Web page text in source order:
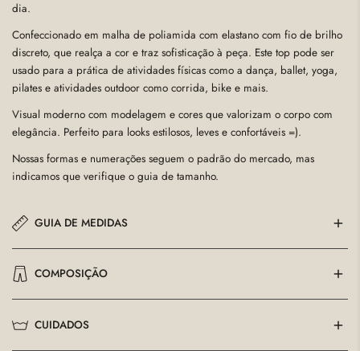
dia.
Confeccionado em malha de poliamida com elastano com fio de brilho
discreto, que realça a cor e traz sofisticação à peça. Este top pode ser
usado para a prática de atividades físicas como a dança, ballet, yoga,
pilates e atividades outdoor como corrida, bike e mais.
Visual moderno com modelagem e cores que valorizam o corpo com
elegância. Perfeito para looks estilosos, leves e confortáveis =).
Nossas formas e numerações seguem o padrão do mercado, mas
indicamos que verifique o guia de tamanho.
GUIA DE MEDIDAS
GG
BUSTO 104-115
COMPOSIÇÃO
78% poliamida 22% elastano
CUIDADOS